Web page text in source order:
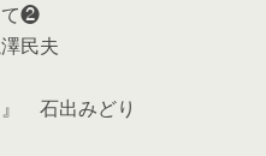
て❷
民夫
石出みどり